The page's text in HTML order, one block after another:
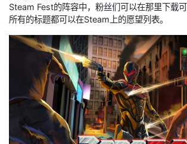
Steam Fest的阵容中，粉丝们可以在那里下载
所有的标题都可以在Steam上的愿望列表。